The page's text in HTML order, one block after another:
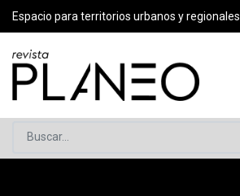
Espacio para territorios urbanos y regionales
Buscar...